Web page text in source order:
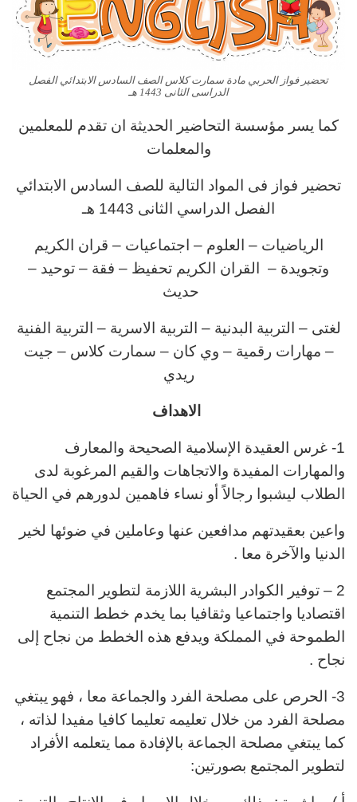
تحضير فواز الحربي مادة سمارت كلاس الصف السادس الابتدائي الفصل
الدراسى الثانى 1443 هـ
كما يسر مؤسسة التحاضير الحديثة ان تقدم للمعلمين
والمعلمات
تحضير فواز فى المواد التالية للصف السادس الابتدائي
الفصل الدراسي الثانى 1443 هـ
الرياضيات – العلوم – اجتماعيات – قران الكريم
وتجويدة – القران الكريم تحفيظ – فقة – توحيد –
حديث
لغتى – التربية البدنية – التربية الاسرية – التربية الفنية
– مهارات رقمية – وي كان – سمارت كلاس – جيت
ريدي
الاهداف
1- غرس العقيدة الإسلامية الصحيحة والمعارف
والمهارات المفيدة والاتجاهات والقيم المرغوبة لدى
الطلاب ليشبوا رجالاً أو نساء فاهمين لدورهم في الحياة
واعين بعقيدتهم مدافعين عنها وعاملين في ضوئها لخير
الدنيا والآخرة معا .
2 – توفير الكوادر البشرية اللازمة لتطوير المجتمع
اقتصاديا واجتماعيا وثقافيا بما يخدم خطط التنمية
الطموحة في المملكة ويدفع هذه الخطط من نجاح إلى
نجاح .
3- الحرص على مصلحة الفرد والجماعة معا ، فهو يبتغي
مصلحة الفرد من خلال تعليمه تعليما كافيا مفيدا لذاته ،
كما يبتغي مصلحة الجماعة بالإفادة مما يتعلمه الأفراد
لتطوير المجتمع بصورتين: